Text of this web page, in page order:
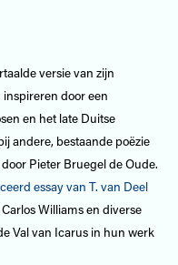
versie van zijn
door een
en het late Duitse
andere, bestaande poëzie
Pieter Bruegel de Oude.
essay van T. van Deel
Williams en diverse
Val van Icarus in hun werk